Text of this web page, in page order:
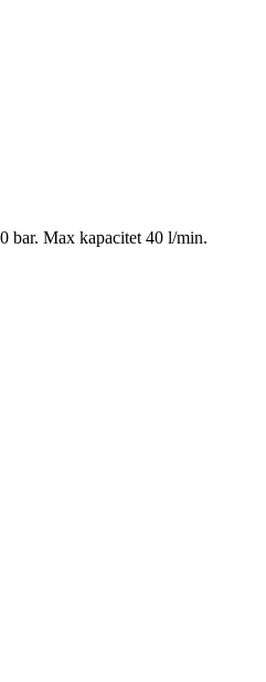
bar. Max kapacitet 40 l/min.